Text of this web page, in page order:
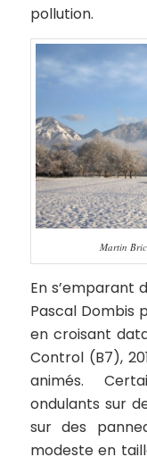
pollution.
Martin
En s’emparant
Pascal Dombis
en croisant
Control (B7),
animés.
ondulants sur
sur des
modeste en